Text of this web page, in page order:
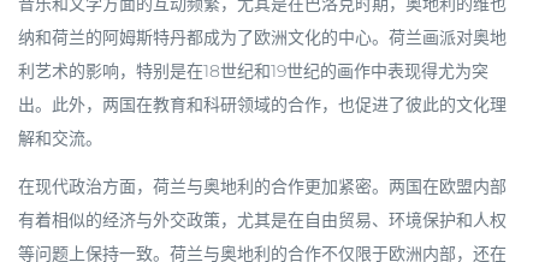
纳和荷兰的阿姆斯特丹都成为了欧洲文化的中心。荷兰画派对奥地
利艺术的影响，特别是在18世纪和19世纪的画作中表现得尤为突
出。此外，两国在教育和科研领域的合作，也促进了彼此的文化理
解和交流。
在现代政治方面，荷兰与奥地利的合作更加紧密。两国在欧盟内部
有着相似的经济与外交政策，尤其是在自由贸易、环境保护和人权
等问题上保持一致。荷兰与奥地利的合作不仅限于欧洲内部，还在